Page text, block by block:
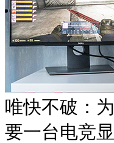
唯快不破：
要一台电竞